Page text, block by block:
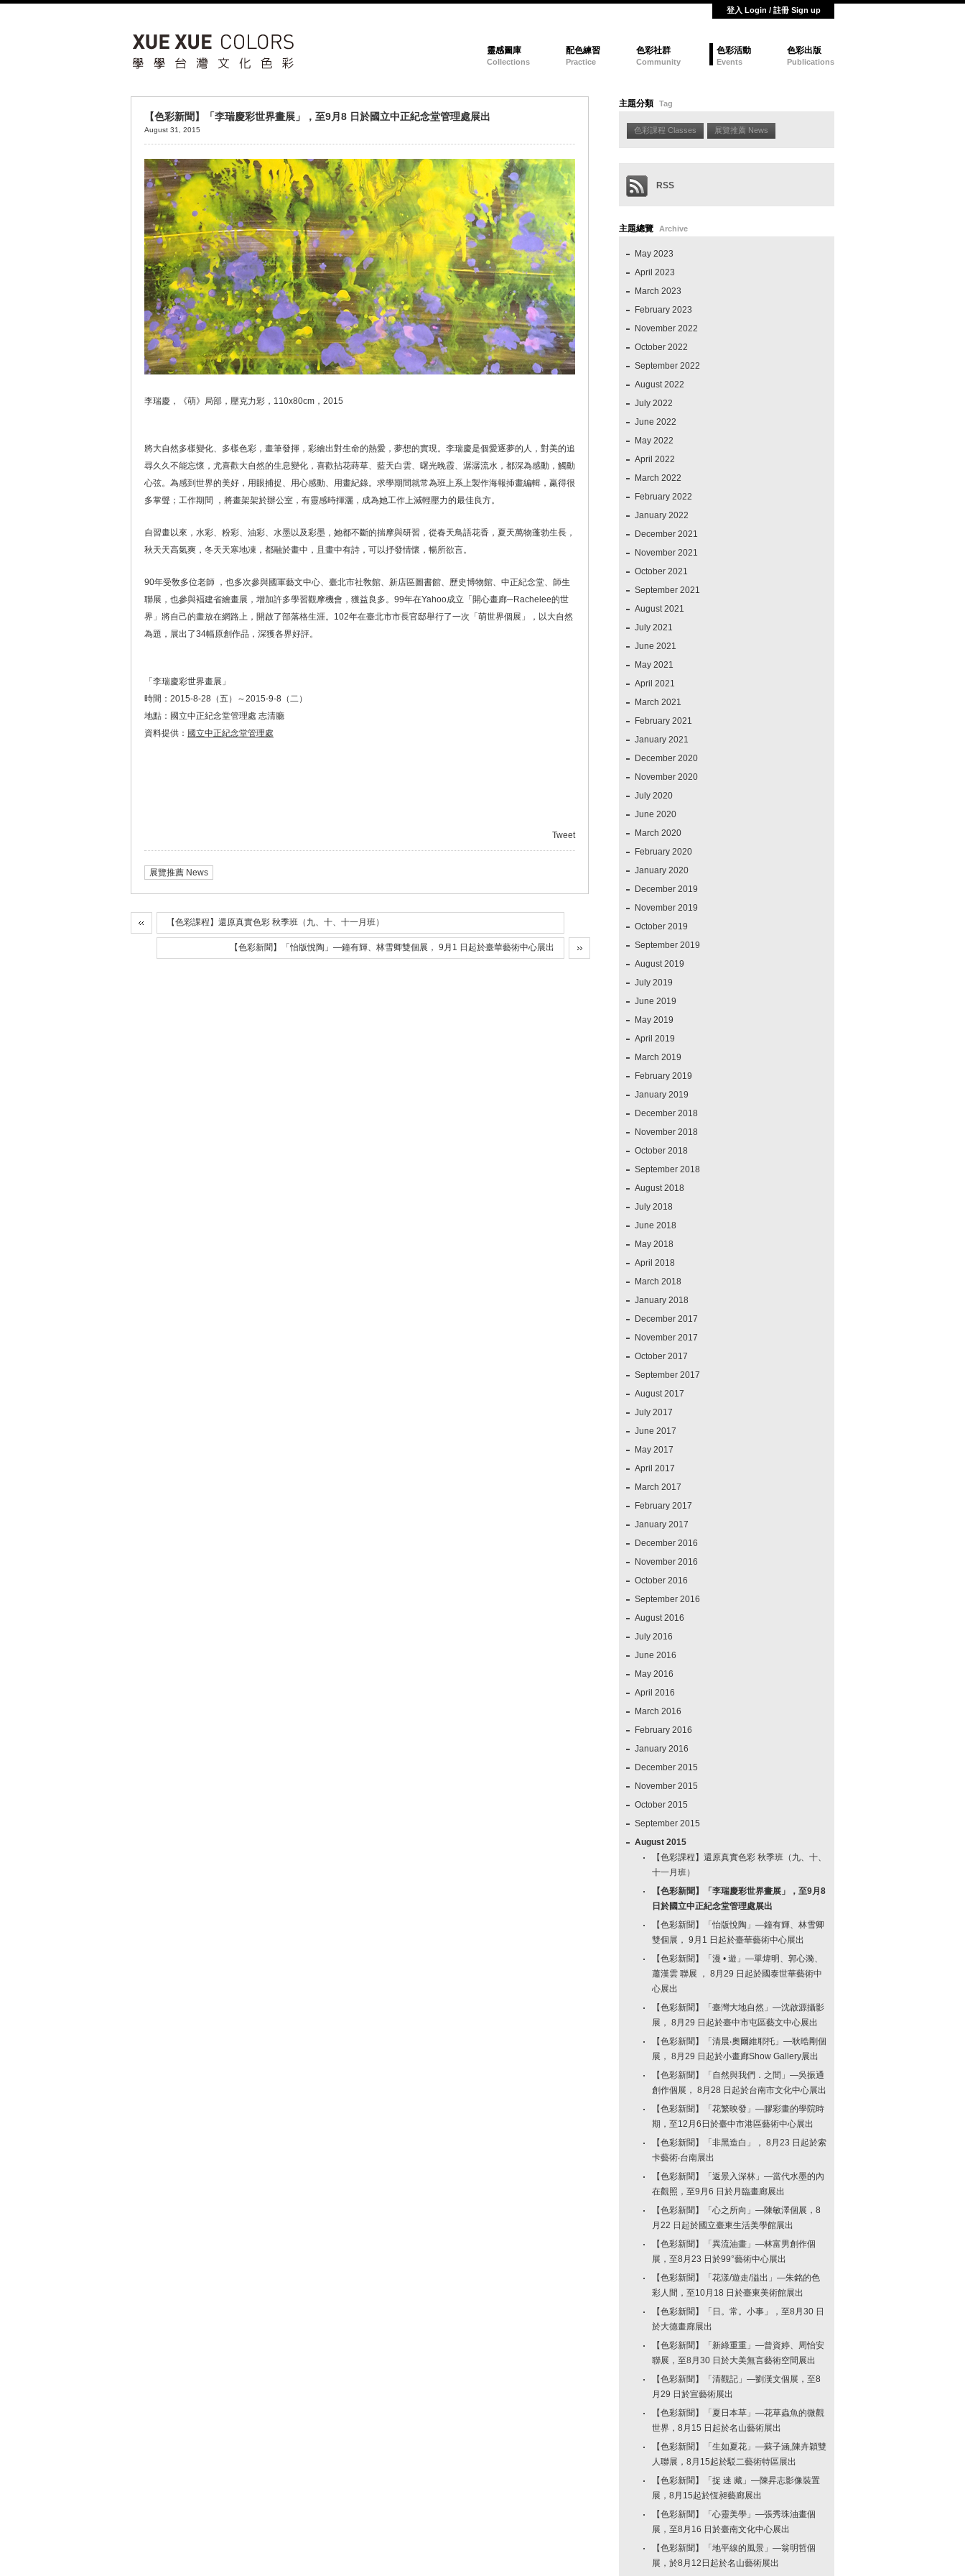
登入 Login / 註冊 Sign up
靈感圖庫
Collections
配色練習
Practice
色彩社群
Community
色彩活動
Events
色彩出版
Publications
【色彩新聞】「李瑞慶彩世界畫展」，至9月8 日於國立中正紀念堂管理處展出
August 31, 2015
李瑞慶，《萌》局部，壓克力彩，110x80cm，2015
將大自然多樣變化、多樣色彩，畫筆發揮，彩繪出對生命的熱愛，夢想的實現。李瑞慶是個愛逐夢的人，對美的追
尋久久不能忘懷，尤喜歡大自然的生息變化，喜歡拈花蒔草、藍天白雲、曙光晚霞、潺潺流水，都深為感動，觸動
心弦。為感到世界的美好，用眼捕捉、用心感動、用畫紀錄。求學期間就常為班上系上製作海報揷畫編輯，䊨得很
多掌聲；工作期間 ，將畫架架於辦公室，有靈感時揮灑，成為她工作上減輕壓力的最佳良方。
自習畫以來，水彩、粉彩、油彩、水墨以及彩墨，她都不斷的揣摩與研習，從春天鳥語花香，夏天萬物蓬勃生長，
秋天天高氣爽，冬天天寒地凍，都融於畫中，且畫中有詩，可以抒發情懷，暢所欲言。
90年受敎多位老師 ，也多次參與國軍藝文中心、臺北市社敎館、新店區圖書館、歷史博物館、中正紀念堂、師生
聯展，也參與褔建省繪畫展，增加許多學習觀摩機會，獲益良多。99年在Yahoo成立「開心畫廊─Rachelee的世
界」將自己的畫放在網路上，開啟了部落格生涯。102年在臺北市市長官邸舉行了一次「萌世界個展」，以大自然
為題，展出了34幅原創作品，深獲各界好評。
「李瑞慶彩世界畫展」
時間：2015-8-28（五）～2015-9-8（二）
地點：國立中正紀念堂管理處 志清廳
資料提供： 國立中正紀念堂管理處
Tweet
展覽推薦 News
【色彩課程】還原真實色彩 秋季班（九、十、十一月班）
【色彩新聞】「怡版悅陶」—鐘有輝、林雪卿雙個展， 9月1 日起於臺華藝術中心展出
主題分類 Tag
色彩課程 Classes 展覽推薦 News
RSS
主題總覽 Archive
May 2023
April 2023
March 2023
February 2023
November 2022
October 2022
September 2022
August 2022
July 2022
June 2022
May 2022
April 2022
March 2022
February 2022
January 2022
December 2021
November 2021
October 2021
September 2021
August 2021
July 2021
June 2021
May 2021
April 2021
March 2021
February 2021
January 2021
December 2020
November 2020
July 2020
June 2020
March 2020
February 2020
January 2020
December 2019
November 2019
October 2019
September 2019
August 2019
July 2019
June 2019
May 2019
April 2019
March 2019
February 2019
January 2019
December 2018
November 2018
October 2018
September 2018
August 2018
July 2018
June 2018
May 2018
April 2018
March 2018
January 2018
December 2017
November 2017
October 2017
September 2017
August 2017
July 2017
June 2017
May 2017
April 2017
March 2017
February 2017
January 2017
December 2016
November 2016
October 2016
September 2016
August 2016
July 2016
June 2016
May 2016
April 2016
March 2016
February 2016
January 2016
December 2015
November 2015
October 2015
September 2015
August 2015
【色彩課程】還原真實色彩 秋季班（九、十、
十一月班）
【色彩新聞】「李瑞慶彩世界畫展」，至9月8
日於國立中正紀念堂管理處展出
【色彩新聞】「怡版悅陶」—鐘有輝、林雪卿
雙個展， 9月1 日起於臺華藝術中心展出
【色彩新聞】「漫 • 遊」—單煒明、郭心漪、
蕭漢雲 聯展 ， 8月29 日起於國泰世華藝術中
心展出
【色彩新聞】「臺灣大地自然」—沈啟源攝影
展， 8月29 日起於臺中市屯區藝文中心展出
【色彩新聞】「清晨‧奧爾維耶托」—耿晧剛個
展， 8月29 日起於小畫廊Show Gallery展出
【色彩新聞】「自然與我們．之間」—吳振通
創作個展， 8月28 日起於台南市文化中心展出
【色彩新聞】「花繁映發」—膠彩畫的學院時
期，至12月6日於臺中市港區藝術中心展出
【色彩新聞】「非黑造白」， 8月23 日起於索
卡藝術‧台南展出
【色彩新聞】「返景入深林」—當代水墨的內
在觀照，至9月6 日於月臨畫廊展出
【色彩新聞】「心之所向」—陳敏澤個展，8
月22 日起於國立臺東生活美學館展出
【色彩新聞】「異流油畫」—林富男創作個
展，至8月23 日於99°藝術中心展出
【色彩新聞】「花漾/遊走/溢出」—朱銘的色
彩人間，至10月18 日於臺東美術館展出
【色彩新聞】「日。常。小事」，至8月30 日
於大德畫廊展出
【色彩新聞】「新綠重重」—曾資婷、周怡安
聯展，至8月30 日於大美無言藝術空間展出
【色彩新聞】「清觀記」—劉漢文個展，至8
月29 日於宣藝術展出
【色彩新聞】「夏日本草」—花草蟲魚的微觀
世界，8月15 日起於名山藝術展出
【色彩新聞】「生如夏花」—蘇子涵,陳卉穎雙
人聯展，8月15起於駁二藝術特區展出
【色彩新聞】「捉 迷 藏」—陳昇志影像裝置
展，8月15起於恆昶藝廊展出
【色彩新聞】「心靈美學」—張秀珠油畫個
展，至8月16 日於臺南文化中心展出
【色彩新聞】「地平線的風景」—翁明哲個
展，於8月12日起於名山藝術展出